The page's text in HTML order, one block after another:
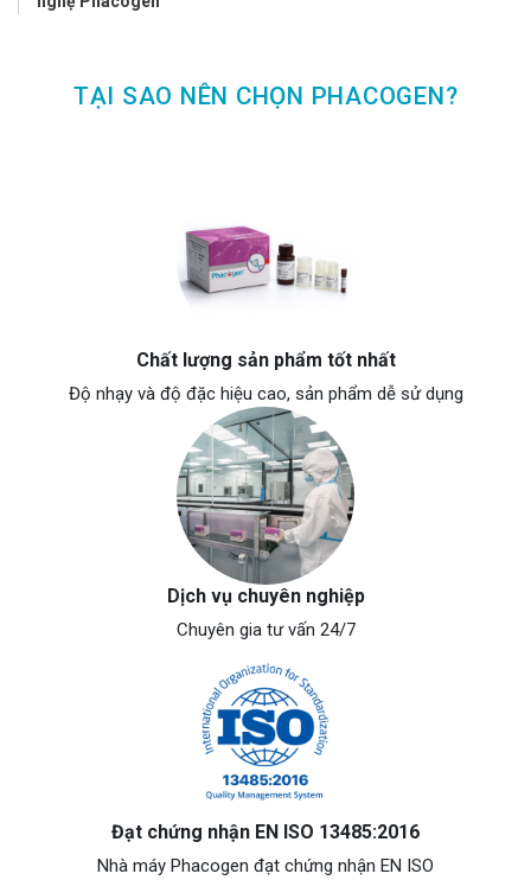
TẠI SAO NÊN CHỌN PHACOGEN?
Chất lượng sản phẩm tốt nhất
Độ nhạy và độ đặc hiệu cao, sản phẩm dễ sử dụng
Dịch vụ chuyên nghiệp
Chuyên gia tư vấn 24/7
Đạt chứng nhận EN ISO 13485:2016
Nhà máy Phacogen đạt chứng nhận EN ISO